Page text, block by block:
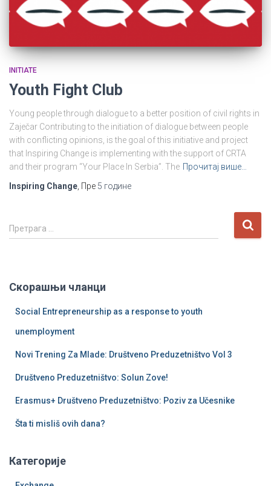
INITIATE
Youth Fight Club
Young people through dialogue to a better position of civil rights in
Zaječar Contributing to the initiation of dialogue between people
with conflicting opinions, is the goal of this initiative and project
that Inspiring Change is implementing with the support of CRTA
and their program “Your Place In Serbia”. The Прочитај више…
Inspiring Change , Пре 5 године
П
р
а
Претрага …
Скорашњи чланци
Social Entrepreneurship as a response to youth
unemployment
Novi Trening Za Mlade: Društveno Preduzetništvo Vol 3
Društveno Preduzetništvo: Solun Zove!
Erasmus+ Društveno Preduzetništvo: Poziv za Učesnike
Šta ti misliš ovih dana?
Категорије